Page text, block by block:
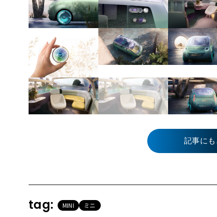
記事に
tag: MINI ミニ